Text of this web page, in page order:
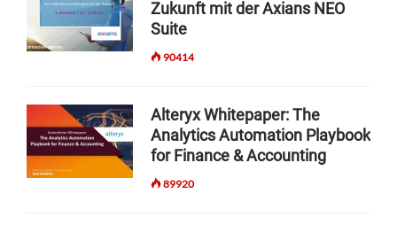
Zukunft mit der Axians NEO
Suite
90414
Alteryx Whitepaper: The
Analytics Automation Playbook
for Finance & Accounting
89920